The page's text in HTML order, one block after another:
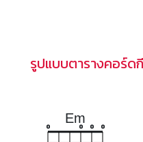
รูปแบบตารางคอร์ด
Em
o o o o